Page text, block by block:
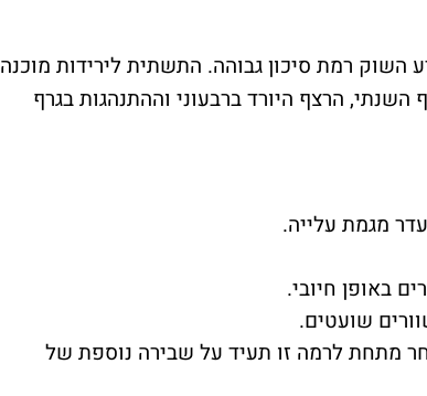
רמת סיכון גבוהה. התשתית לירידות מוכנה
הרצף היורד ברבעוני וההתנהגות בגרף
מגמת עלייה.
באופן חיובי.
שועטים.
שבוע המסחר מתחת לרמה זו תעיד על שבירה נוספת של